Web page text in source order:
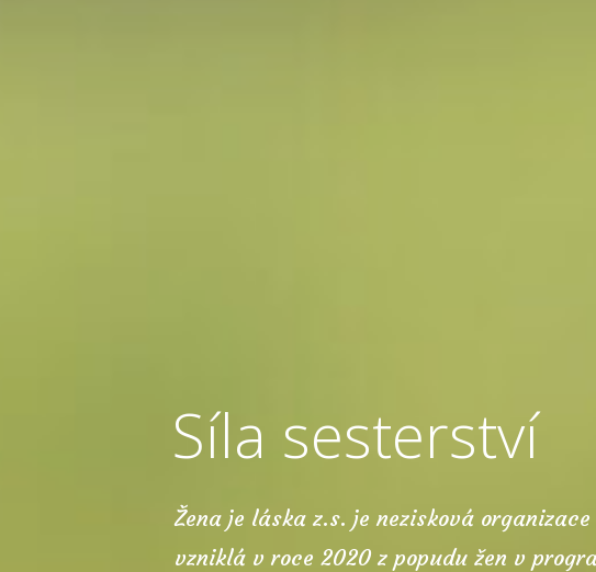
Síla sesterství
Žena je láska z.s. je nezisková organizace
vzniklá v roce 2020 z popudu žen v